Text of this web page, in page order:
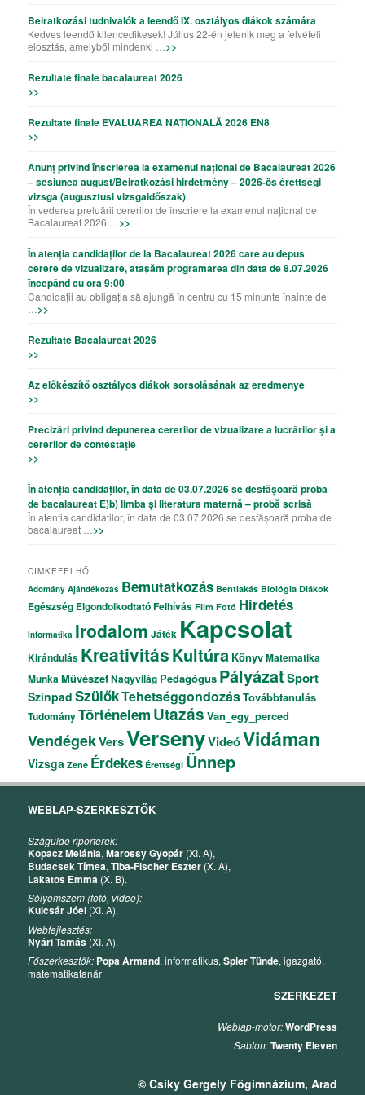
Beiratkozási tudnivalók a leendő IX. osztályos diákok számára
Kedves leendő kilencedikesek! Július 22-én jelenik meg a felvételi
elosztás, amelyből mindenki … >>
Rezultate finale bacalaureat 2026
>>
Rezultate finale EVALUAREA NAȚIONALĂ 2026 EN8
>>
Anunț privind înscrierea la examenul național de Bacalaureat 2026
– sesiunea august/Beiratkozási hirdetmény – 2026-ös érettségi
vizsga (augusztusi vizsgaidőszak)
În vederea preluării cererilor de înscriere la examenul național de
Bacalaureat 2026 … >>
În atenția candidaților de la Bacalaureat 2026 care au depus
cerere de vizualizare, atașăm programarea din data de 8.07.2026
începând cu ora 9:00
Candidații au obligația să ajungă în centru cu 15 minunte înainte de
>>
Rezultate Bacalaureat 2026
>>
Az előkészítő osztályos diákok sorsolásának az eredmenye
>>
Precizǎri privind depunerea cererilor de vizualizare a lucrǎrilor şi a
cererilor de contestație
>>
În atenția candidaților, în data de 03.07.2026 se desfășoară proba
de bacalaureat E)b) limba și literatura maternă – probă scrisă
În atenția candidaților, în data de 03.07.2026 se desfășoară proba de
bacalaureat … >>
CIMKEFELHŐ
Adomány Ajándékozás Bemutatkozás Bentlakás Biológia Diákok
Egészség ElgondolkodtatóFelhívás Film Fotó Hirdetés
Informatika Irodalom Játék Kapcsolat
Kirándulás KreativitásKultúra KönyvMatematika
MunkaMűvészetNagyvilág Pedagógus PályázatSport
Színpad SzülőkTehetséggondozásTovábbtanulás
TudományTörténelem Utazás Van_egy_perced
VendégekVersVersenyVideóVidáman
Vizsga Zene Érdekes Érettségi Ünnep
WEBLAP-SZERKESZTŐK
Száguldó riporterek:
Kopacz Melánia,Marossy Gyopár (XI. A),
Budacsek Tímea,Tiba-Fischer Eszter (X. A),
Lakatos Emma (X. B).
Sólyomszem (fotó, videó):
Kulcsár Jóel (XI. A).
Webfejlesztés:
Nyári Tamás (XI. A).
Főszerkesztők: Popa Armand, informatikus,Spier Tünde, igazgató,
matematikatanár
SZERKEZET
Weblap-motor:WordPress
Sablon:Twenty Eleven
© Csiky Gergely Főgimnázium, Arad